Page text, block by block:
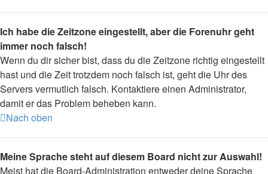
Ich habe die Zeitzone eingestellt, aber die Forenuhr geht
immer noch falsch!
Wenn du dir sicher bist, dass du die Zeitzone richtig eingestellt
hast und die Zeit trotzdem noch falsch ist, geht die Uhr des
Servers vermutlich falsch. Kontaktiere einen Administrator,
damit er das Problem beheben kann.
Nach oben
Meine Sprache steht auf diesem Board nicht zur Auswahl!
Meist hat die Board-Administration entweder deine Sprache